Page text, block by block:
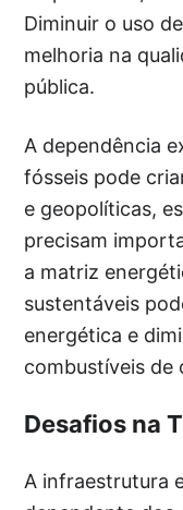
Diminuir o uso
melhoria na
pública.
A dependência
fósseis pode
e geopolíticas,
precisam
a matriz
sustentáveis
energética e
combustíveis de
Desafios na
A infraestrutura